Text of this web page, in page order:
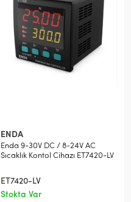
ENDA
Enda 9-30V DC / 8-24V AC
Sıcaklık Kontol Cihazı ET7420-LV
ET7420-LV
Stokta Var